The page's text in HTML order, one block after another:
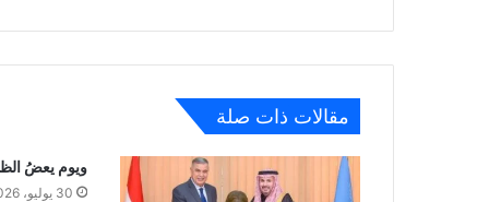
مقالات ذات صلة
ويوم يعضُ
30 يوليو، 2026